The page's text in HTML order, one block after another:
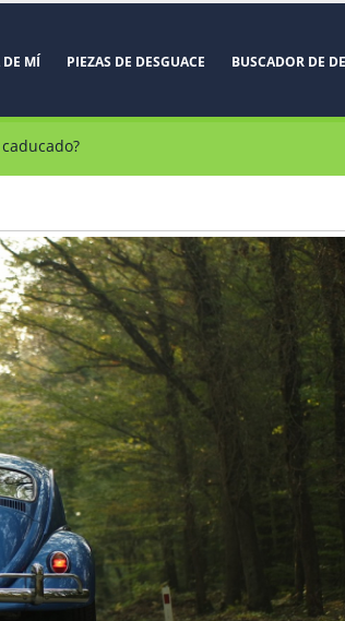
DE MÍ PIEZAS DE DESGUACE BUSCADOR DE